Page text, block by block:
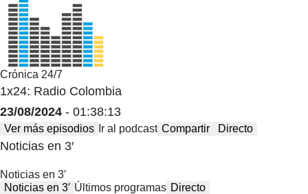
Crónica 24/7
1x24: Radio Colombia
23/08/2024 - 01:38:13
Ver más episodios Ir al podcast Compartir Directo
Noticias en 3′
Noticias en 3′
Noticias en 3′ Últimos programas Directo